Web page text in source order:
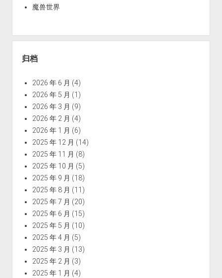
魔兽世界
归档
2026 年 6 月 (4)
2026 年 5 月 (1)
2026 年 3 月 (9)
2026 年 2 月 (4)
2026 年 1 月 (6)
2025 年 12 月 (14)
2025 年 11 月 (8)
2025 年 10 月 (5)
2025 年 9 月 (18)
2025 年 8 月 (11)
2025 年 7 月 (20)
2025 年 6 月 (15)
2025 年 5 月 (10)
2025 年 4 月 (5)
2025 年 3 月 (13)
2025 年 2 月 (3)
2025 年 1 月 (4)